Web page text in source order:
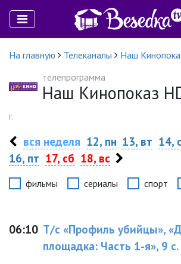
На главную Телеканалы Наш
телепрограмма
Наш Кинопоказ
г.
вся неделя 12, пн 13, вт 14,
16, пт 17, сб 18, вс
фильмы сериалы спорт
06:10 Т/с «Профиль убийцы»,
площадка: Часть 1-я», 9 с.